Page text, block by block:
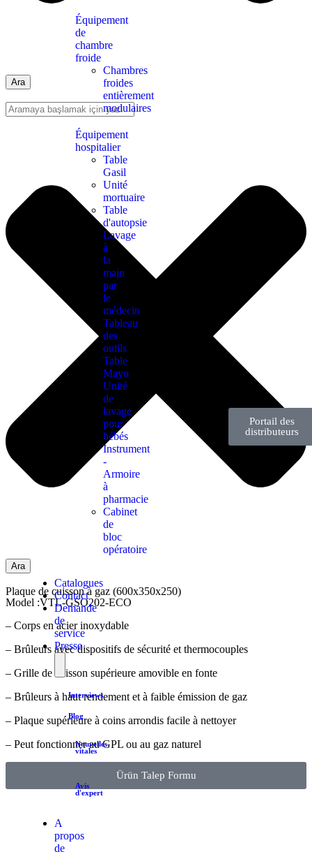
Équipement
de
chambre
froide
Chambres
froides
entièrement
modulaires
Équipement
hospitalier
Table
Gasil
Unité
mortuaire
Table
d'autopsie
Lavage
à
la
main
par
le
médecin
Tableau
des
outils
Table
Mayo
Unité
de
lavage
pour
bébés
Instrument
-
Armoire
à
pharmacie
Cabinet
de
bloc
opératoire
Catalogues
Contact
Demande
de
service
Presse
Interviews
Blog
Nouvelles
vitales
Avis
d'expert
A
propos
de
Portail des
distributeurs
Ara
Ara
Plaque de cuisson à gaz (600x350x250)
Model :VTL-GSO202-ECO
– Corps en acier inoxydable
– Brûleurs avec dispositifs de sécurité et thermocouples
– Grille de cuisson supérieure amovible en fonte
– Brûleurs à haut rendement et à faible émission de gaz
– Plaque supérieure à coins arrondis facile à nettoyer
– Peut fonctionner au GPL ou au gaz naturel
Ürün Talep Formu